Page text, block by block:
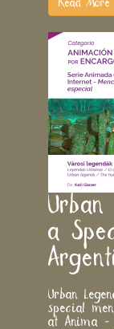
Read More
Urban
a
Urban
special
at Anima -